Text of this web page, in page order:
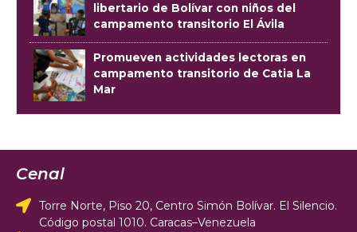
libertario de Bolívar con niños del
campamento transitorio El Ávila
Promueven actividades lectoras en
campamento transitorio de Catia La
Mar
Cenal
Torre Norte, Piso 20, Centro Simón Bolívar. El Silencio.
Código postal 1010. Caracas–Venezuela